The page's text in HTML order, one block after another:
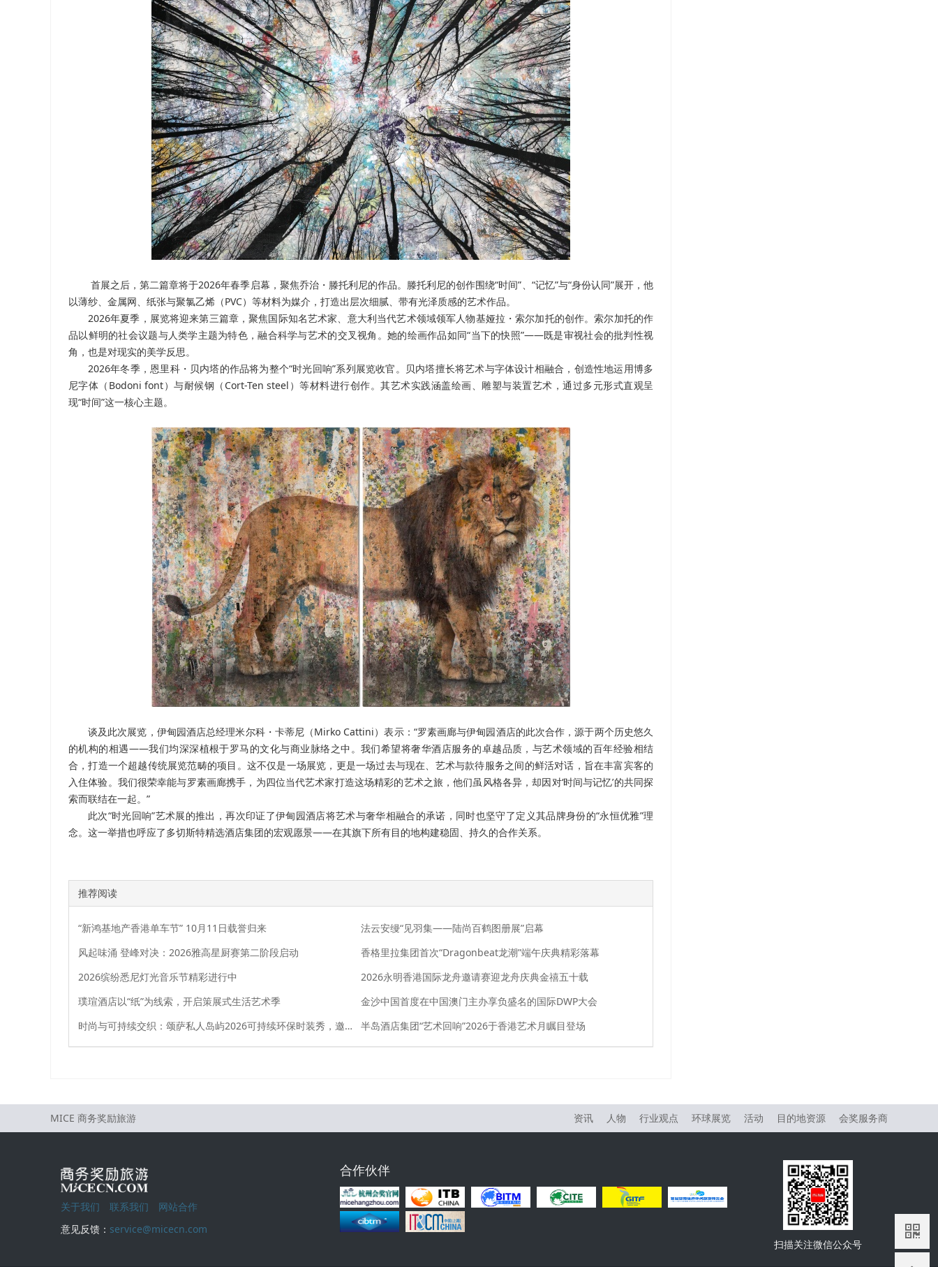
首展之后，第二篇章将于2026年春季启幕，聚焦乔治・ 滕托利尼的作品。滕托利尼的创作围绕“时间”、“记忆”与“身份认同”展开，他
以薄纱、金属网、纸张与聚氯乙烯（PVC）等材料为媒介，打造出层次细腻、带有光泽质感的艺术作品。
2026年夏季，展览将迎来第三篇章，聚焦国际知名艺术家、意大利当代艺术领域领军人物基娅拉・索尔加托的创作。索尔加托的作
品以鲜明的社会议题与人类学主题为特色，融合科学与艺术的交叉视角。她的绘画作品如同“当下的快照”——既是审视社会的批判性视
角，也是对现实的美学反思。
2026年冬季，恩里科・贝内塔的作品将为整个“时光回响”系列展览收官。贝内塔擅长将艺术与字体设计相融合，创造性地运用博多
尼字体（Bodoni font）与耐候钢（Cort-Ten steel）等材料进行创作。其艺术实践涵盖绘画、雕塑与装置艺术，通过多元形式直观呈
现“时间”这一核心主题。
谈及此次展览，伊甸园酒店总经理米尔科・卡蒂尼（Mirko Cattini）表示：“罗素画廊与伊甸园酒店的此次合作，源于两个历史悠久
的机构的相遇——我们均深深植根于罗马的文化与商业脉络之中。我们希望将奢华酒店服务的卓越品质，与艺术领域的百年经验相结
合，打造一个超越传统展览范畴的项目。这不仅是一场展览，更是一场过去与现在、艺术与款待服务之间的鲜活对话，旨在丰富宾客的
入住体验。我们很荣幸能与罗素画廊携手，为四位当代艺术家打造这场精彩的艺术之旅，他们虽风格各异，却因对‘时间与记忆’的共同探
索而联结在一起。”
此次“时光回响”艺术展的推出，再次印证了伊甸园酒店将艺术与奢华相融合的承诺，同时也坚守了定义其品牌身份的“永恒优雅”理
念。这一举措也呼应了多切斯特精选酒店集团的宏观愿景——在其旗下所有目的地构建稳固、持久的合作关系。
推荐阅读
“新鸿基地产香港单车节” 10月11日载誉归来
法云安缦“见羽集——陆尚百鹤图册展”启幕
风起味涌 登峰对决：2026雅高星厨赛第二阶段启动
香格里拉集团首次“Dragonbeat龙潮”端午庆典精彩落幕
2026缤纷悉尼灯光音乐节精彩进行中
2026永明香港国际龙舟邀请赛迎龙舟庆典金禧五十载
璞瑄酒店以“纸”为线索，开启策展式生活艺术季
金沙中国首度在中国澳门主办享负盛名的国际DWP大会
时尚与可持续交织：颂萨私人岛屿2026可持续环保时装秀，邀宾客共赴创意与可持续生活的盛会
半岛酒店集团“艺术回响”2026于香港艺术月瞩目登场
MICE 商务奖励旅游 资讯 人物 行业观点 环球展览 活动 目的地资源 会奖服务商
关于我们 联系我们
网站合作
意见反馈： service@micecn.com
合作伙伴
扫描关注微信公众号